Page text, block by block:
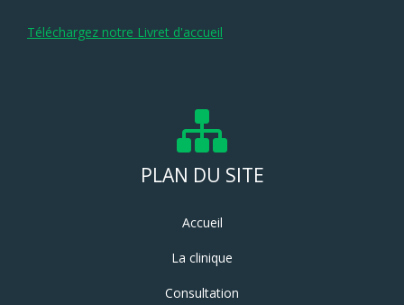
Téléchargez notre Livret d'accueil
PLAN DU SITE
Accueil
La clinique
Consultation